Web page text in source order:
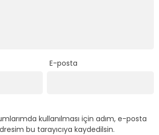
E-posta
kullanılması için adım, e-posta
bu tarayıcıya kaydedilsin.